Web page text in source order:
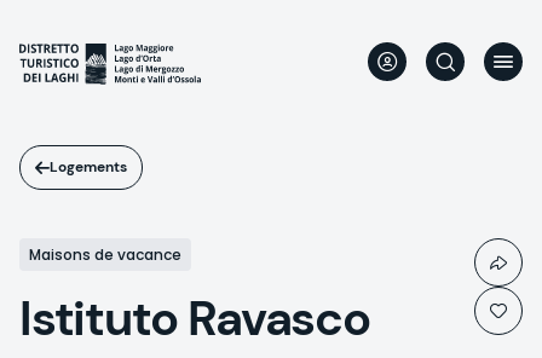
contenu
principal
Logements
Maisons de vacance
Istituto Ravasco